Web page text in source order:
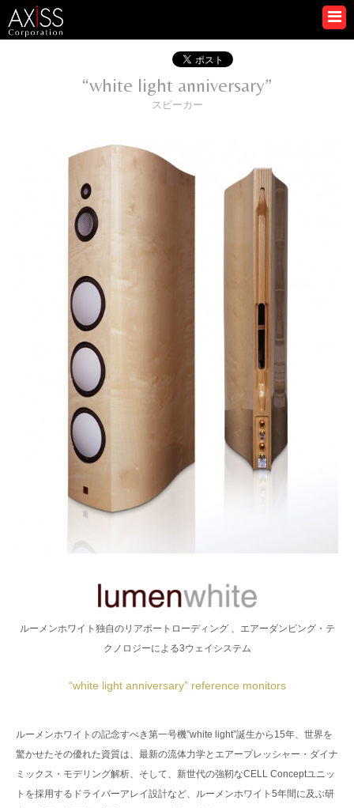
“white light anniversary”
スピーカー
ルーメンホワイト独自のリアポートローディング 、エアーダンピング・テ
クノロジーによる3ウェイシステム
“white light anniversary” reference monitors
ルーメンホワイトの記念すべき第一号機”white light”誕生から15年、世界を
驚かせたその優れた資質は、最新の流体力学とエアープレッシャー・ダイナ
ミックス・モデリング解析、そして、新世代の強靭なCELL Conceptユニッ
トを採用するドライバーアレイ設計など、ルーメンホワイト5年間に及ぶ研